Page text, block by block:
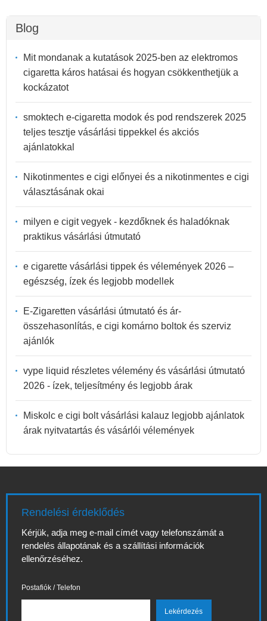
Blog
Mit mondanak a kutatások 2025-ben az elektromos
cigaretta káros hatásai és hogyan csökkenthetjük a
kockázatot
smoktech e-cigaretta modok és pod rendszerek 2025
teljes tesztje vásárlási tippekkel és akciós
ajánlatokkal
Nikotinmentes e cigi előnyei és a nikotinmentes e cigi
választásának okai
milyen e cigit vegyek - kezdőknek és haladóknak
praktikus vásárlási útmutató
e cigarette vásárlási tippek és vélemények 2026 –
egészség, ízek és legjobb modellek
E-Zigaretten vásárlási útmutató és ár-
összehasonlítás, e cigi komárno boltok és szerviz
ajánlók
vype liquid részletes vélemény és vásárlási útmutató
2026 - ízek, teljesítmény és legjobb árak
Miskolc e cigi bolt vásárlási kalauz legjobb ajánlatok
árak nyitvatartás és vásárlói vélemények
Rendelési érdeklődés
Kérjük, adja meg e-mail címét vagy telefonszámát a
rendelés állapotának és a szállítási információk
ellenőrzéséhez.
Postafiók / Telefon